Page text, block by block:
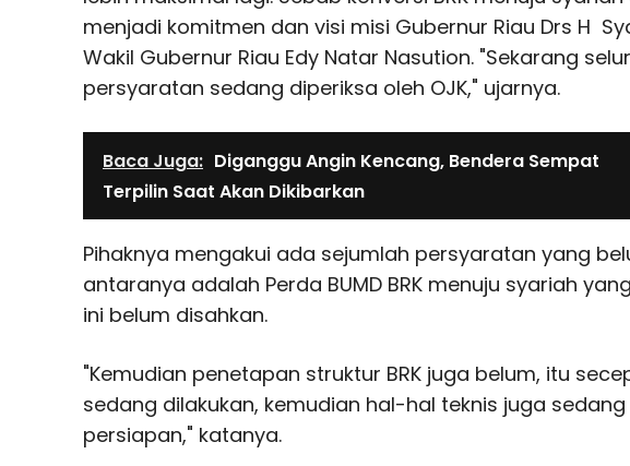
menjadi komitmen dan visi misi Gubernur Riau Drs H
Wakil Gubernur Riau Edy Natar Nasution. "Sekarang
persyaratan sedang diperiksa oleh OJK," ujarnya.
Baca Juga: Diganggu Angin Kencang, Bendera Sempat
Terpilin Saat Akan Dikibarkan
Pihaknya mengakui ada sejumlah persyaratan yang
antaranya adalah Perda BUMD BRK menuju syariah
ini belum disahkan.
"Kemudian penetapan struktur BRK juga belum, itu
sedang dilakukan, kemudian hal-hal teknis juga
persiapan," katanya.